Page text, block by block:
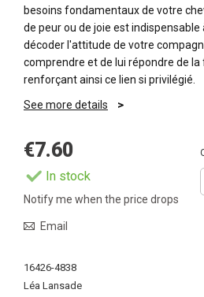
besoins fondamentaux de votre
de peur ou de joie est
décoder l'attitude de votre
comprendre et de lui répondre de la
renforçant ainsi ce lien si privilégié.
See more details
€7.60
In stock
Notify me when the price drops
Email
More
Information
16426-4838
Léa Lansade